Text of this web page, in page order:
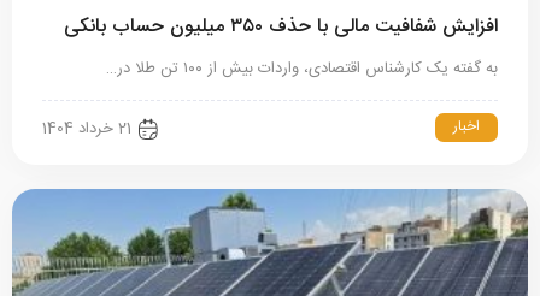
افزایش شفافیت مالی با حذف ۳۵۰ میلیون حساب بانکی
به گفته یک کارشناس اقتصادی، واردات بیش‌ از ۱۰۰ تن طلا در…
اخبار 21 خرداد 1404